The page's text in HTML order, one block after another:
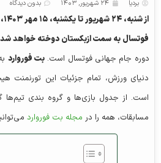
بردیا ۲۴ شهریور, ۱۴۰۳ بدون دیدگاه
فوتسال به سمت ازبکستان دوخته خواهد
دوره جام جهانی فوتسال است.بت فوروارد
دنیای ورزش، تمام جزئیات این تورنمنت
است. از جدول بازی‌ها و گروه بندی تیم‌ها
مسابقات، همه را در مجله بت فوروارد